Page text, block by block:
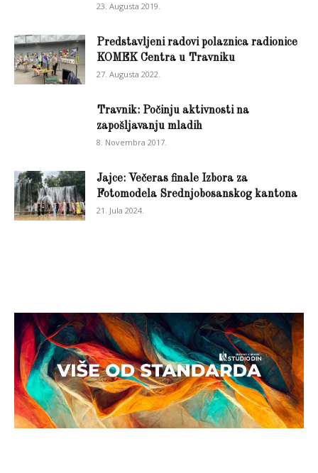
23. Augusta 2019.
Predstavljeni radovi polaznica radionice
KOMEK Centra u Travniku
27. Augusta 2022.
Travnik: Počinju aktivnosti na
zapošljavanju mladih
8. Novembra 2017.
Jajce: Večeras finale Izbora za
Fotomodela Srednjobosanskog kantona
21. Jula 2024.